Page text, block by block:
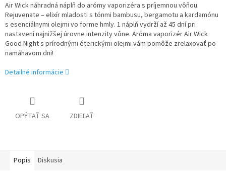
Air Wick náhradná náplň do arómy vaporizéra s príjemnou vôňou
Rejuvenate – elixír mladosti s tónmi bambusu, bergamotu a kardamónu
s esenciálnymi olejmi vo forme hmly. 1 náplň vydrží až 45 dní pri
nastavení najnižšej úrovne intenzity vône. Aróma vaporizér Air Wick
Good Night s prírodnými éterickými olejmi vám pomôže zrelaxovať po
namáhavom dni!
Detailné informácie
OPÝTAŤ SA ZDIEĽAŤ
Popis Diskusia